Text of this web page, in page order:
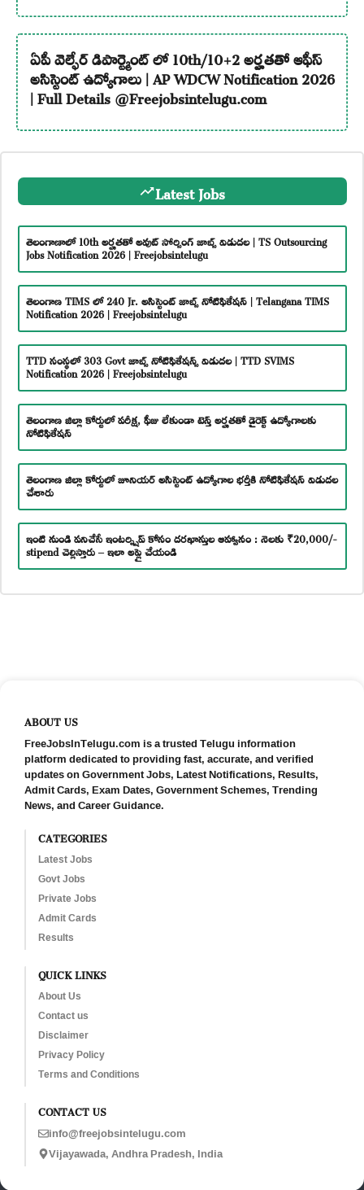
ఏపీ వెల్ఫేర్ డిపార్ట్మెంట్ లో 10th/10+2 అర్హతతో ఆఫీస్
అసిస్టెంట్ ఉద్యోగాలు | AP WDCW Notification 2026
| Full Details @Freejobsintelugu.com
Latest Jobs
తెలంగాణాలో 10th అర్హతతో అవుట్ సోర్సింగ్ జాబ్స్ విడుదల | TS Outsourcing
Jobs Notification 2026 | Freejobsintelugu
తెలంగాణ TIMS లో 240 Jr. అసిస్టెంట్ జాబ్స్ నోటిఫికేషన్ | Telangana TIMS
Notification 2026 | Freejobsintelugu
TTD సంస్థలో 303 Govt జాబ్స్ నోటిఫికేషన్స్ విడుదల | TTD SVIMS
Notification 2026 | Freejobsintelugu
తెలంగాణ జిల్లా కోర్టులో పరీక్ష, ఫీజు లేకుండా టెన్త్ అర్హతతో డైరెక్ట్ ఉద్యోగాలకు
నోటిఫికేషన్
తెలంగాణ జిల్లా కోర్టులో జూనియర్ అసిస్టెంట్ ఉద్యోగాల భర్తీకి నోటిఫికేషన్ విడుదల
చేశారు
ఇంటి నుండి పనిచేసే ఇంటర్న్షిప్ కోసం దరఖాస్తుల ఆహ్వానం : నెలకు ₹20,000/-
stipend చెల్లిస్తారు – ఇలా అప్లై చేయండి
ABOUT US
FreeJobsInTelugu.com is a trusted Telugu information
platform dedicated to providing fast, accurate, and verified
updates on Government Jobs, Latest Notifications, Results,
Admit Cards, Exam Dates, Government Schemes, Trending
News, and Career Guidance.
CATEGORIES
Latest Jobs
Govt Jobs
Private Jobs
Admit Cards
Results
QUICK LINKS
About Us
Contact us
Disclaimer
Privacy Policy
Terms and Conditions
CONTACT US
info@freejobsintelugu.com
Vijayawada, Andhra Pradesh, India